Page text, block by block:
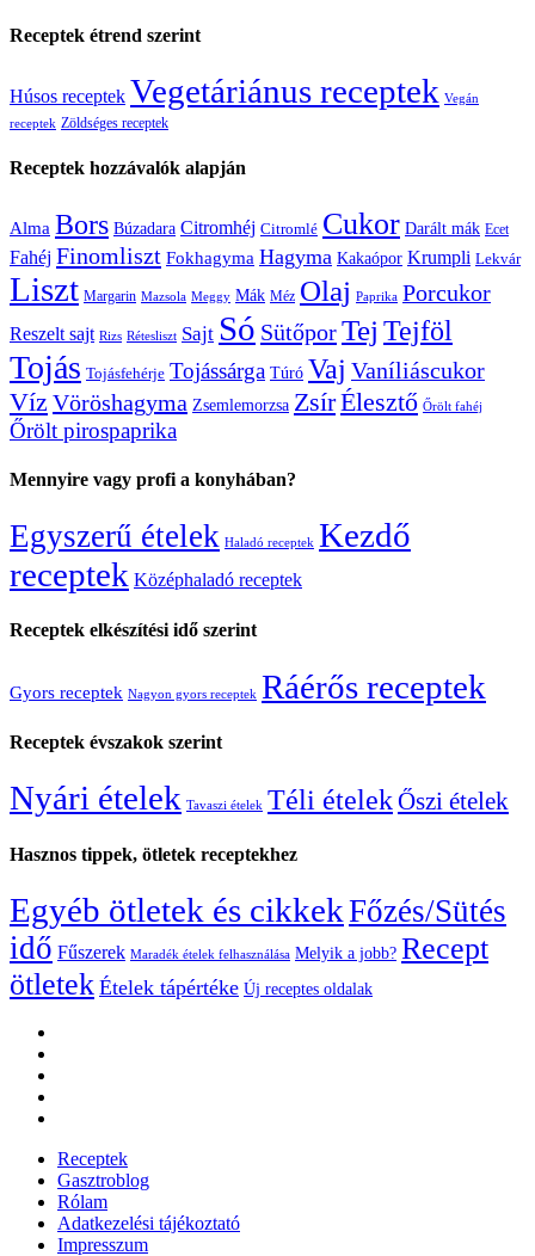
Receptek étrend szerint
Húsos receptek Vegetáriánus receptek Vegán
receptek Zöldséges receptek
Receptek hozzávalók alapján
Alma Bors Búzadara Citromhéj Citromlé Cukor Darált mák Ecet
Fahéj Finomliszt Fokhagyma Hagyma Kakaópor Krumpli Lekvár
Liszt Margarin Mazsola Meggy Mák Méz Olaj Paprika Porcukor
Reszelt sajt Rizs Rétesliszt Sajt Só SütőporTej Tejföl
Tojás Tojásfehérje Tojássárga Túró Vaj Vaníliáscukor
Víz Vöröshagyma Zsemlemorzsa ZsírÉlesztő Őrölt fahéj
Őrölt pirospaprika
Mennyire vagy profi a konyhában?
Egyszerű ételek Haladó receptek Kezdő
receptek Középhaladó receptek
Receptek elkészítési idő szerint
Gyors receptek Nagyon gyors receptek Ráérős receptek
Receptek évszakok szerint
Nyári ételek Tavaszi ételek Téli ételekŐszi ételek
Hasznos tippek, ötletek receptekhez
Egyéb ötletek és cikkekFőzés/Sütés
idő Fűszerek Maradék ételek felhasználása Melyik a jobb? Recept
ötletek Ételek tápértéke Új receptes oldalak
Receptek
Gasztroblog
Rólam
Adatkezelési tájékoztató
Impresszum